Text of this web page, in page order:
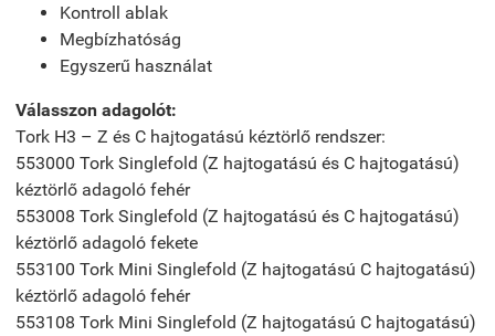
Kontroll ablak
Megbízhatóság
Egyszerű használat
Válasszon adagolót:
Tork H3 – Z és C hajtogatású kéztörlő rendszer:
553000 Tork Singlefold (Z hajtogatású és C hajtogatású)
kéztörlő adagoló fehér
553008 Tork Singlefold (Z hajtogatású és C hajtogatású)
kéztörlő adagoló fekete
553100 Tork Mini Singlefold (Z hajtogatású C hajtogatású)
kéztörlő adagoló fehér
553108 Tork Mini Singlefold (Z hajtogatású C hajtogatású)